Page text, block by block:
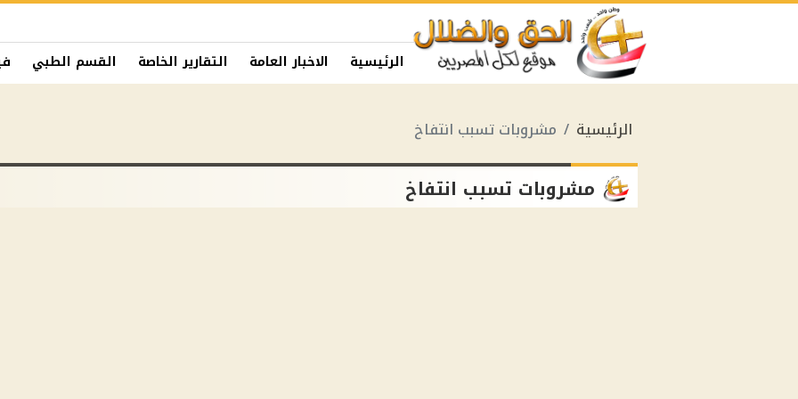
الرئيسية الاخبار العامة التقارير الخاصة القسم الطبي
الرئيسية مشروبات تسبب انتفاخ
مشروبات تسبب انتفاخ